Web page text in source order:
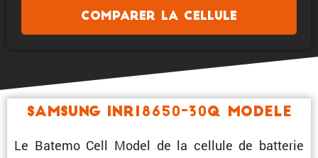
Comparer la cellule
Samsung INR18650-30Q Modele
Le Batemo Cell Model de la cellule de batterie